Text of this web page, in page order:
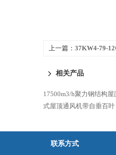
上一篇： 37KW4-79-
相关产品
17500m3/h聚力钢结构
式屋顶通风机带自垂百叶
联系方式